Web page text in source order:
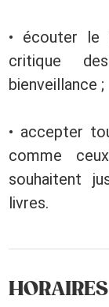
• écouter
critique
bienveillance ;
• accepter
comme
souhaitent
livres.
HORAIRES